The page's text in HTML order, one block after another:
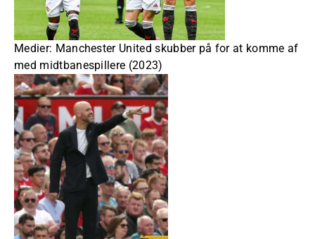
Medier: Manchester United skubber på for at komme af
med midtbanespillere (2023)